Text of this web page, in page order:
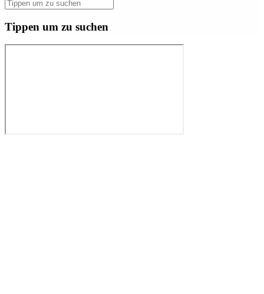
Tippen um zu suchen